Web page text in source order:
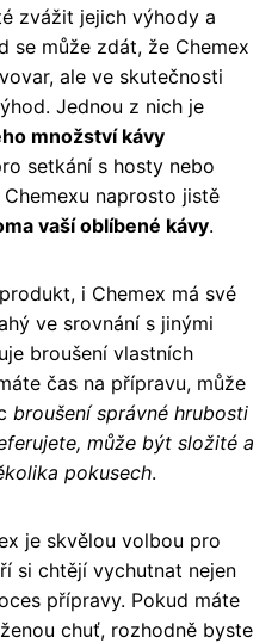
zvážit jejich výhody a
se může zdát, že Chemex
ale ve skutečnosti
Jednou z nich je
množství kávy
setkání s hosty nebo
naprosto jistě
vaší oblíbené kávy.
i Chemex má své
ve srovnání s jinými
broušení vlastních
čas na přípravu, může
broušení správné hrubosti
může být složité a
pokusech.
je skvělou volbou pro
si chtějí vychutnat nejen
přípravy. Pokud máte
chuť, rozhodně byste